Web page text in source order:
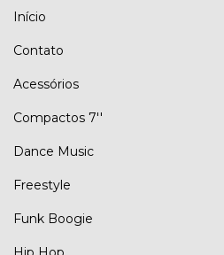
Início
Contato
Acessórios
Compactos 7''
Dance Music
Freestyle
Funk Boogie